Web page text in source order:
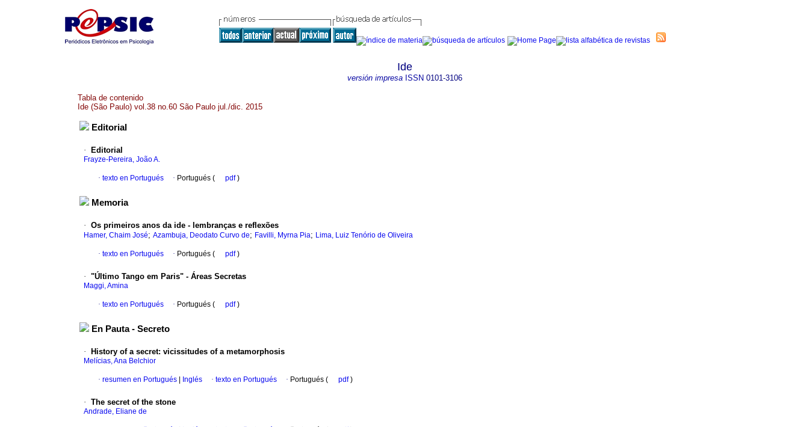
Ide
versión impresaISSN 0101-3106
Tabla de contenido
Ide (São Paulo) vol.38 no.60 São Paulo jul./dic. 2015
Editorial
· Editorial
Frayze-Pereira, João A.
· texto en Portugués · Portugués ( pdf)
Memoria
· Os primeiros anos da ide - lembranças e reflexões
Hamer, Chaim José; Azambuja, Deodato Curvo de; Favilli, Myrna Pia; Lima, Luiz Tenório de Oliveira
· texto en Portugués · Portugués ( pdf)
· "Último Tango em Paris" - Áreas Secretas
Maggi, Amina
· texto en Portugués · Portugués ( pdf)
En Pauta - Secreto
· History of a secret: vicissitudes of a metamorphosis
Melícias, Ana Belchior
· resumen en Portugués Inglés · texto en Portugués · Portugués ( pdf)
· The secret of the stone
Andrade, Eliane de